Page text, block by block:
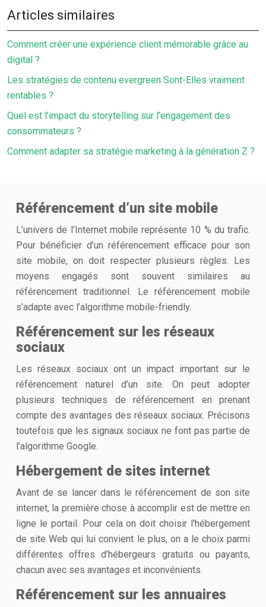
Articles similaires
Comment créer une expérience client mémorable grâce au
digital ?
Les stratégies de contenu evergreen Sont-Elles vraiment
rentables ?
Quel est l’impact du storytelling sur l’engagement des
consommateurs ?
Comment adapter sa stratégie marketing à la génération Z ?
Référencement d’un site mobile
L’univers de l’Internet mobile représente 10 % du trafic.
Pour bénéficier d’un référencement efficace pour son
site mobile, on doit respecter plusieurs règles. Les
moyens engagés sont souvent similaires au
référencement traditionnel. Le référencement mobile
s’adapte avec l’algorithme mobile-friendly.
Référencement sur les réseaux
sociaux
Les réseaux sociaux ont un impact important sur le
référencement naturel d’un site. On peut adopter
plusieurs techniques de référencement en prenant
compte des avantages des réseaux sociaux. Précisons
toutefois que les signaux sociaux ne font pas partie de
l’algorithme Google.
Hébergement de sites internet
Avant de se lancer dans le référencement de son site
internet, la première chose à accomplir est de mettre en
ligne le portail. Pour cela on doit choisir l'hébergement
de site Web qui lui convient le plus, on a le choix parmi
différentes offres d’hébergeurs gratuits ou payants,
chacun avec ses avantages et inconvénients.
Référencement sur les annuaires